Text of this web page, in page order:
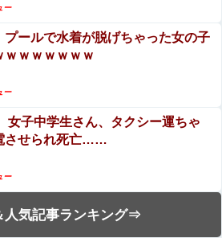
ー
プールで水着が脱げちゃった女の子
ｗｗｗｗｗｗｗ
ー
女子中学生さん、タクシー運ちゃ
させられ死亡……
ー
人気記事ランキング⇒